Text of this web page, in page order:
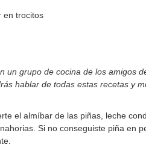
en trocitos
un grupo de cocina de los amigos
hablar de todas estas recetas y
el almíbar de las piñas, leche
Si no conseguiste piña en